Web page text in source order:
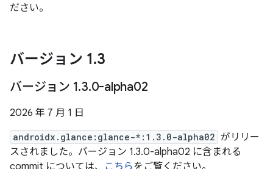
ださい。
バージョン 1.3
バージョン 1.3.0-alpha02
2026 年 7 月 1 日
androidx.glance:glance-*:1.3.0-alpha02 がリリー
スされました。バージョン 1.3.0-alpha02 に含まれる
commit については、 こちらをご覧ください。